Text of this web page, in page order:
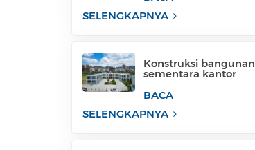
SELENGKAPNYA
Konstruksi bangunan
sementara kantor
untuk industri
BACA
SELENGKAPNYA